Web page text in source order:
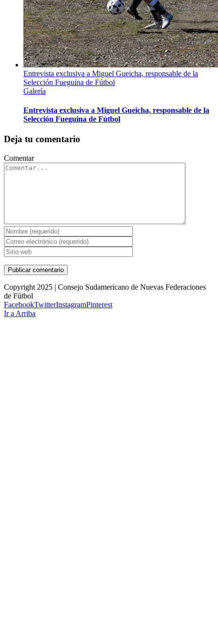
Entrevista exclusiva a Miguel Gueicha, responsable de la
Selección Fueguina de Fútbol
Galería
Entrevista exclusiva a Miguel Gueicha, responsable de la
Selección Fueguina de Fútbol
Deja tu comentario
Comentar
Copyright 2025 | Consejo Sudamericano de Nuevas Federaciones
de Fútbol
FacebookTwitterInstagramPinterest
Ir a Arriba